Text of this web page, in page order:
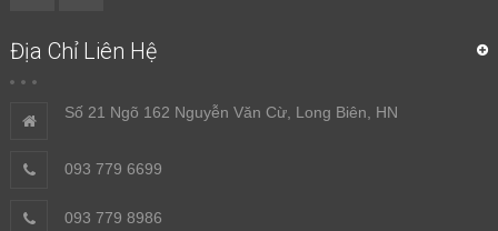
Địa Chỉ Liên Hệ
Số 21 Ngõ 162 Nguyễn Văn Cừ, Long Biên, HN
093 779 6699
093 779 8986